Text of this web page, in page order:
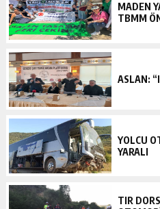
MADEN
TBMM
ASLAN:
YOLCU
YARALI
TIR